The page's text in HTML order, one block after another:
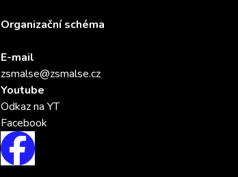
Organizační schéma
E-mail
zsmalse@zsmalse.cz
Youtube
Odkaz na YT
Facebook